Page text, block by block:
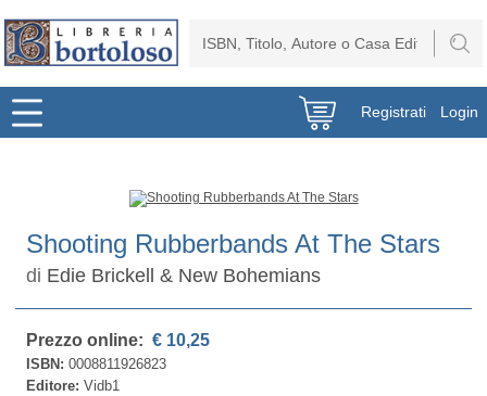
Registrati Login
Shooting Rubberbands At The Stars
di Edie Brickell & New Bohemians
Prezzo online: € 10,25
ISBN:0008811926823
Editore:Vidb1